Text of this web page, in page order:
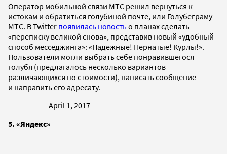
Оператор мобильной связи МТС решил вернуться к
истокам и обратиться голубиной почте, или Голубеграму
МТС. В Twitter появилась новостьо планах сделать
«переписку великой снова», представив новый «удобный
способ месседжинга»: «Надежные! Пернатые! Курлы!».
Пользователи могли выбрать себе понравившегося
голубя (предлагалось несколько вариантов
различающихся по стоимости), написать сообщение
и направить его адресату.
April 1, 2017
5. «Яндекс»